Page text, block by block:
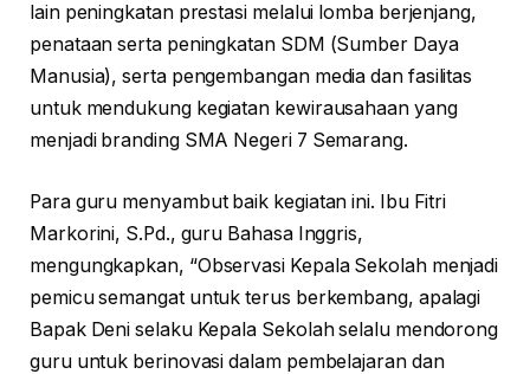
lain peningkatan prestasi melalui lomba berjenjang,
penataan serta peningkatan SDM (Sumber Daya
Manusia), serta pengembangan media dan fasilitas
untuk mendukung kegiatan kewirausahaan yang
menjadi branding SMA Negeri 7 Semarang.
Para guru menyambut baik kegiatan ini. Ibu Fitri
Markorini, S.Pd., guru Bahasa Inggris,
mengungkapkan, “Observasi Kepala Sekolah menjadi
pemicu semangat untuk terus berkembang, apalagi
Bapak Deni selaku Kepala Sekolah selalu mendorong
guru untuk berinovasi dalam pembelajaran dan